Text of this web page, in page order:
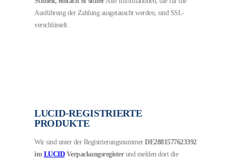
Ausführung der Zahlung ausgetauscht werden, sind SSL-
verschlüsselt.
LUCID-REGISTRIERTE
PRODUKTE
Wir sind unter der Registrierungsnummer DE2881577623392
im LUCIDVerpackungsregisterund melden dort die